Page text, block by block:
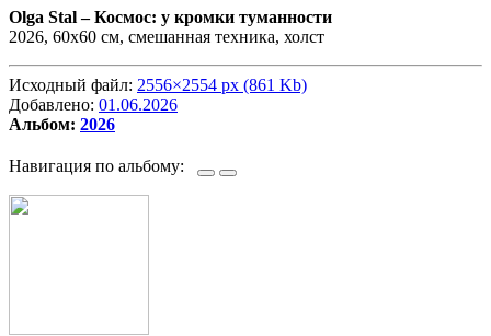
Olga Stal –Космос: у кромки туманности
2026, 60х60 см, смешанная техника, холст
Исходный файл: 2556×2554 px (861 Kb)
Добавлено: 01.06.2026
Альбом: 2026
Навигация по альбому: